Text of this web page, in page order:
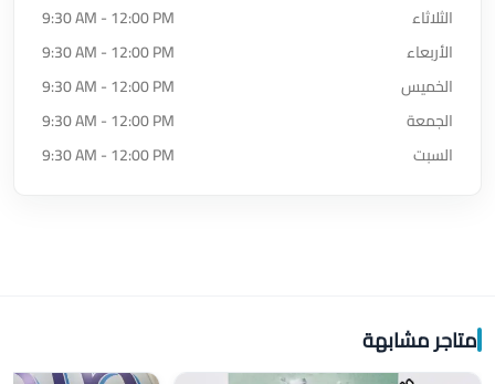
الثلاثاء
9:30 AM - 12:00 PM
الأربعاء
9:30 AM - 12:00 PM
الخميس
9:30 AM - 12:00 PM
الجمعة
9:30 AM - 12:00 PM
السبت
9:30 AM - 12:00 PM
متاجر مشابهة